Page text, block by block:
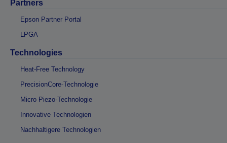
Partners
Epson Partner Portal
LPGA
Technologies
Heat-Free Technology
PrecisionCore-Technologie
Micro Piezo-Technologie
Innovative Technologien
Nachhaltigere Technologien